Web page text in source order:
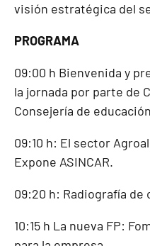
visión estratégica del
PROGRAMA
09:00 h Bienvenida y
la jornada por parte de
Consejería de
09:10 h: El sector
Expone ASINCAR.
09:20 h: Radiografía de
10:15 h La nueva FP: